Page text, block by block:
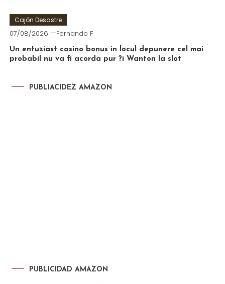
Cajón Desastre
07/08/2026 Fernando F
Un entuziast casino bonus in locul depunere cel mai
probabil nu va fi acorda pur ?i Wanton la slot
PUBLIACIDEZ AMAZON
PUBLICIDAD AMAZON